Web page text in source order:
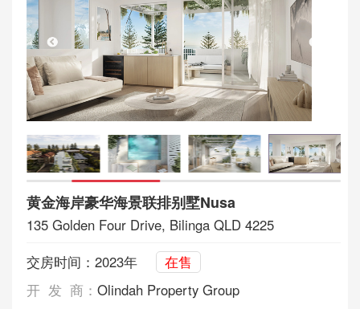
黄金海岸豪华海景联排别墅Nusa
135 Golden Four Drive, Bilinga QLD 4225
交房时间：2023年
在售
开 发 商： Olindah Property Group